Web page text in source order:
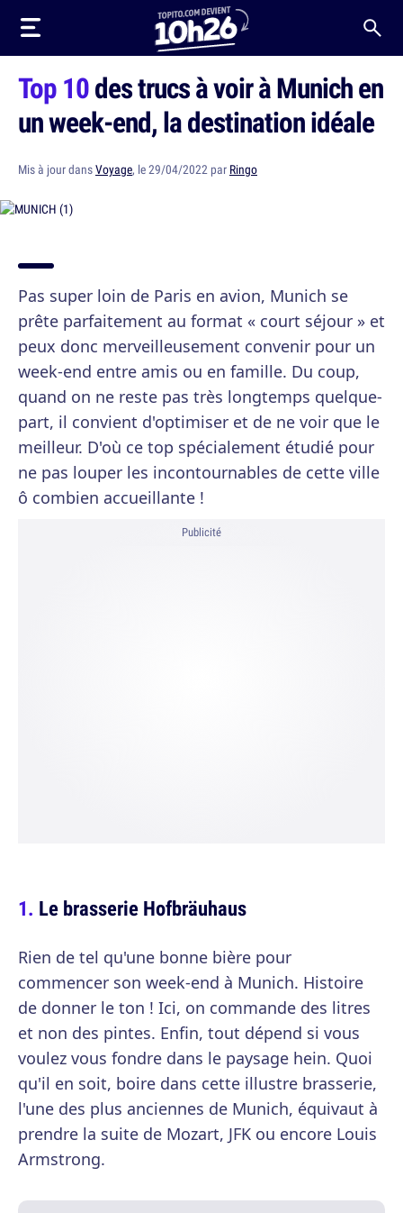
Top 10des trucs à voir à Munich en
un week-end, la destination idéale
Mis à jour dansVoyage, le 29/04/2022 par Ringo
Pas super loin de Paris en avion, Munich se
prête parfaitement au format « court séjour » et
peux donc merveilleusement convenir pour un
week-end entre amis ou en famille. Du coup,
quand on ne reste pas très longtemps quelque-
part, il convient d'optimiser et de ne voir que le
meilleur. D'où ce top spécialement étudié pour
ne pas louper les incontournables de cette ville
ô combien accueillante !
Publicité
Le brasserie Hofbräuhaus
Rien de tel qu'une bonne bière pour
commencer son week-end à Munich. Histoire
de donner le ton ! Ici, on commande des litres
et non des pintes. Enfin, tout dépend si vous
voulez vous fondre dans le paysage hein. Quoi
qu'il en soit, boire dans cette illustre brasserie,
l'une des plus anciennes de Munich, équivaut à
prendre la suite de Mozart, JFK ou encore Louis
Armstrong.